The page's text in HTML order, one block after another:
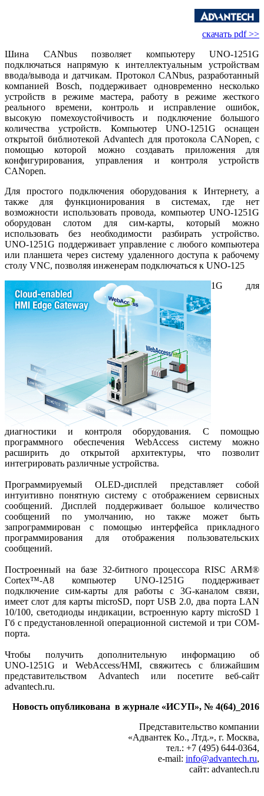
скачать pdf >>
Шина CANbus позволяет компьютеру UNO‑1251G
подключаться напрямую к интеллектуальным устройствам
ввода/вывода и датчикам. Протокол CANbus, разработанный
компанией Bosch, поддерживает одновременно несколько
устройств в режиме мастера, работу в режиме жесткого
реального времени, контроль и исправление ошибок,
высокую помехоустойчивость и подключение большого
количества устройств. Компьютер UNO‑1251G оснащен
открытой библиотекой Advantech для протокола CANopen, с
помощью которой можно создавать приложения для
конфигурирования, управления и контроля устройств
CANopen.
Для простого подключения оборудования к Интернету, а
также для функционирования в системах, где нет
возможности использовать провода, компьютер UNO‑1251G
оборудован слотом для сим-карты, который можно
использовать без необходимости разбирать устройство.
UNO‑1251G поддерживает управление с любого компьютера
или планшета через систему удаленного доступа к рабочему
столу VNC, позволяя инженерам подключаться к UNO‑125
1G для
диагностики и контроля оборудования. С помощью
программного обеспечения WebAccess систему можно
расширить до открытой архитектуры, что позволит
интегрировать различные устройства.
Программируемый OLED-дисплей представляет собой
интуитивно понятную систему с отображением сервисных
сообщений. Дисплей поддерживает большое количество
сообщений по умолчанию, но также может быть
запрограммирован с помощью интерфейса прикладного
программирования для отображения пользовательских
сообщений.
Построенный на базе 32‑битного процессора RISC ARM®
Cortex™-A8 компьютер UNO‑1251G поддерживает
подключение сим-карты для работы с 3G-каналом связи,
имеет слот для карты microSD, порт USB 2.0, два порта LAN
10/100, светодиоды индикации, встроенную карту microSD 1
Гб с предустановленной операционной системой и три COМ-
порта.
Чтобы получить дополнительную информацию об
UNO‑1251G и WebAccess/HMI, свяжитесь с ближайшим
представительством Advantech или посетите веб-сайт
advantech.ru.
Новость опубликована в журнале «ИСУП», № 4(64)_2016
Представительство компании
«Адвантек Ко., Лтд.», г. Москва,
тел.: +7 (495) 644-0364,
e-mail: info@advantech.ru,
сайт: advantech.ru